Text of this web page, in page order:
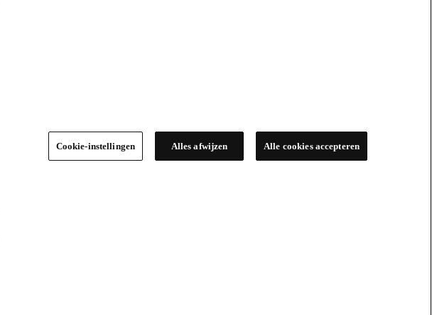
Cookie-instellingen Alles afwijzen Alle cookies accepteren